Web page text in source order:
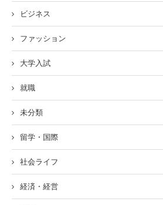
ビジネス
ファッション
大学入試
就職
未分類
留学・国際
社会ライフ
経済・経営